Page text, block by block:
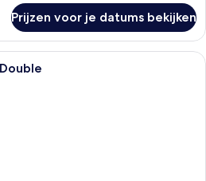
Prijzen voor je datums bekijken
Een hotelkamer met twee bedden,